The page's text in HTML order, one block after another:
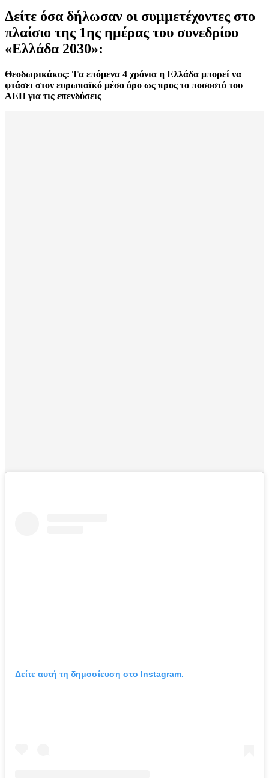
Δείτε όσα δήλωσαν οι συμμετέχοντες στο
πλαίσιο της 1ης ημέρας του συνεδρίου
«Ελλάδα 2030»:
Θεοδωρικάκος: Tα επόμενα 4 χρόνια η Ελλάδα μπορεί να
φτάσει στον ευρωπαϊκό μέσο όρο ως προς το ποσοστό του
ΑΕΠ για τις επενδύσεις
Δείτε αυτή τη δημοσίευση στο Instagram.